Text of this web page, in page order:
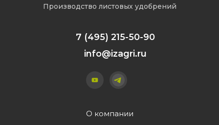
Производство листовых удобрений
О компании
7 (495) 215-50-90
info@izagri.ru